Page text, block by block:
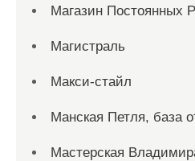
Магазин Постоянных
Магистраль
Макси-стайл
Манская Петля, база
Мастерская